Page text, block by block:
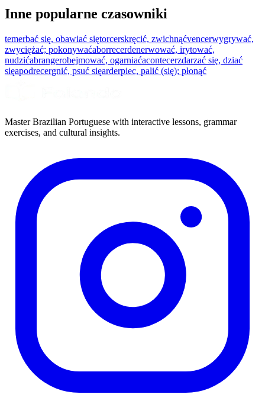
Inne popularne czasowniki
temerbać się, obawiać siętorcerskręcić, zwichnąćvencerwygrywać,
zwyciężać; pokonywaćaborrecerdenerwować, irytować,
nudzićabrangerobejmować, ogarniaćacontecerzdarzać się, dziać
sięapodrecergnić, psuć sięarderpiec, palić (się); płonąć
Master Brazilian Portuguese with interactive lessons, grammar
exercises, and cultural insights.